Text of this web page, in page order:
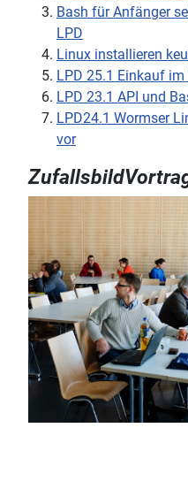
Bash für Anfänger
LPD
Linux installieren
LPD 25.1 Einkauf
LPD 23.1 API und
LPD24.1 Wormser
vor